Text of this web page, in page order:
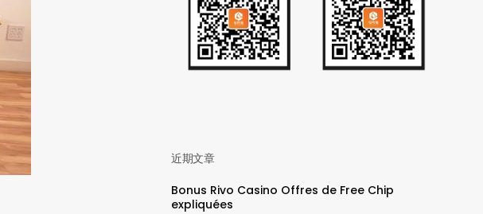
近期文章
Bonus Rivo Casino Offres de Free Chip
expliquées